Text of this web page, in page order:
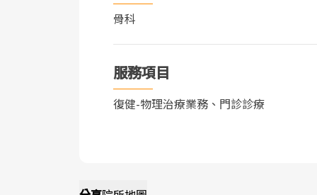
骨科
服務項目
復健-物理治療業務、門診診療